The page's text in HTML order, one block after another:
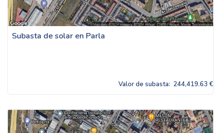
Subasta de solar en Parla
Valor de subasta: 244,419.63 €